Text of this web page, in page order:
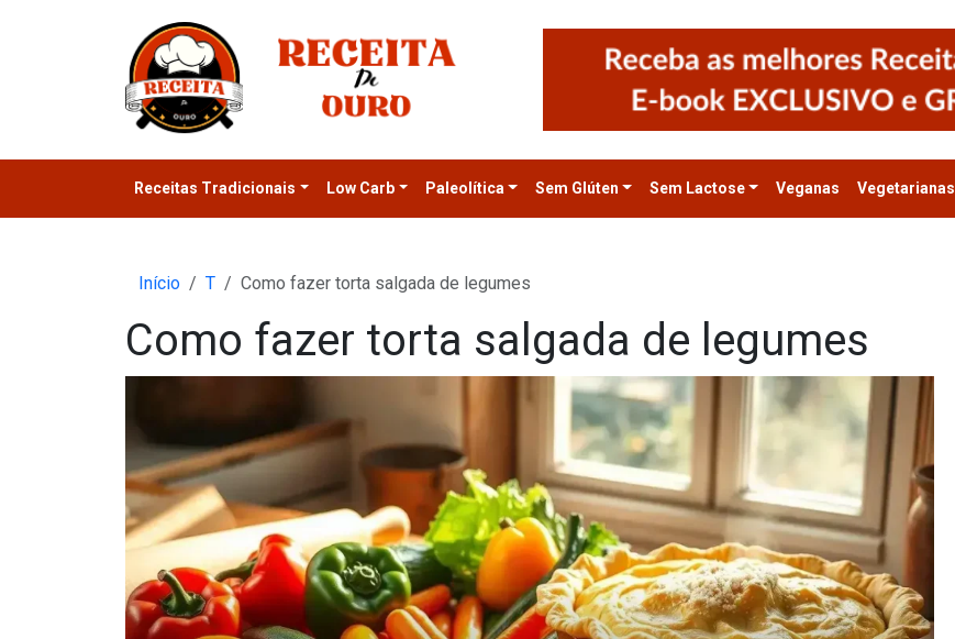
Receitas Tradicionais Low Carb Paleolítica Sem Glúten Sem Lactose Veganas Vegetarianas
Início T Como fazer torta salgada de legumes
Como fazer torta salgada de legumes